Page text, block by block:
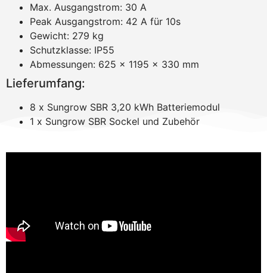
Max. Ausgangstrom: 30 A
Peak Ausgangstrom: 42 A für 10s
Gewicht: 279 kg
Schutzklasse: IP55
Abmessungen: 625 x 1195 x 330 mm
Lieferumfang:
8 x Sungrow SBR 3,20 kWh Batteriemodul
1 x Sungrow SBR Sockel und Zubehör